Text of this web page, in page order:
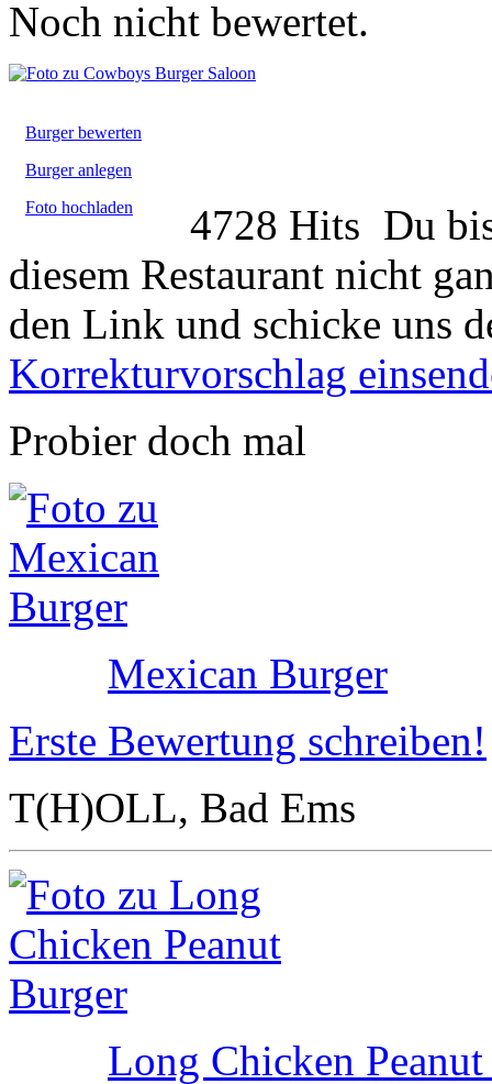
Noch nicht bewertet.
Burger bewerten
Burger anlegen
Foto hochladen
4728 Hits Du
diesem Restaurant nicht
den Link und schicke uns
Korrekturvorschlag
Probier doch mal
Mexican Burger
Erste Bewertung schreiben!
T(H)OLL, Bad Ems
Long Chicken